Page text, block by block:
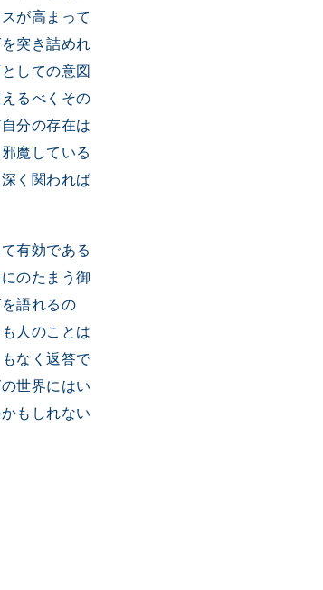
が高まって
突き詰めれ
しての意図
るべくその
分の存在は
魔している
く関われば
有効である
のたまう御
語れるの
人のことは
なく返答で
世界にはい
もしれない